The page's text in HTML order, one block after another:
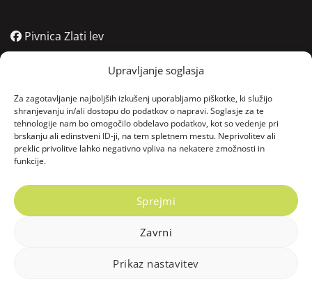
Upravljanje soglasja
Za zagotavljanje najboljših izkušenj uporabljamo piškotke, ki služijo
shranjevanju in/ali dostopu do podatkov o napravi. Soglasje za te
tehnologije nam bo omogočilo obdelavo podatkov, kot so vedenje pri
brskanju ali edinstveni ID-ji, na tem spletnem mestu. Neprivolitev ali
preklic privolitve lahko negativno vpliva na nekatere zmožnosti in
funkcije.
Sprejmi
Zavrni
Prikaz nastavitev
Pivnica Zlati lev
Pivnica Zlati lev
Kontakt
06:00 - 22:00
Vodnikov trg 4, 2000 Maribor, Slovenija